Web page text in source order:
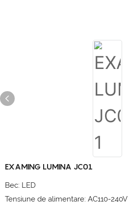
EXAMING LUMINA JC01
Bec: LED
Tensiune de alimentare: AC110-240V